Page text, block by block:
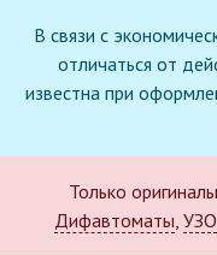
В связи с
отличаться от
известна при
Только
Дифавтоматы, УЗО